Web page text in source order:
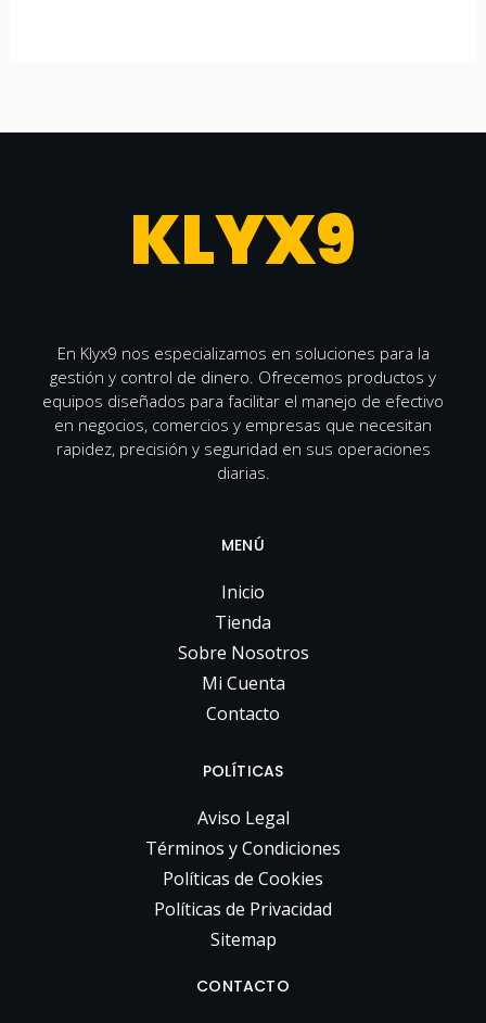
KLYX9
En Klyx9 nos especializamos en soluciones para la
gestión y control de dinero. Ofrecemos productos y
equipos diseñados para facilitar el manejo de efectivo
en negocios, comercios y empresas que necesitan
rapidez, precisión y seguridad en sus operaciones
diarias.
MENÚ
Inicio
Tienda
Sobre Nosotros
Mi Cuenta
Contacto
POLÍTICAS
Aviso Legal
Términos y Condiciones
Políticas de Cookies
Políticas de Privacidad
Sitemap
CONTACTO